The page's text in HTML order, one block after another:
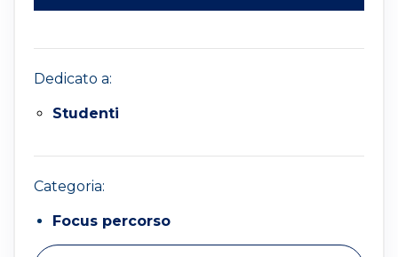
Dedicato a:
Studenti
Categoria:
Focus percorso